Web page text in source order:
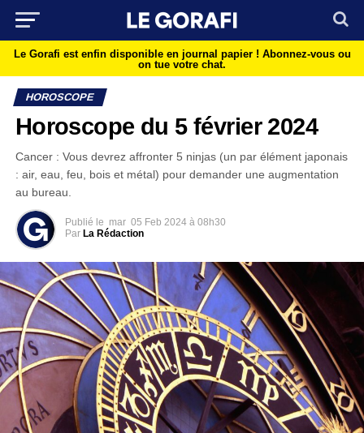
Le Gorafi est enfin disponible en journal papier ! Abonnez-vous ou
on tue votre chat.
HOROSCOPE
Horoscope du 5 février 2024
Cancer : Vous devrez affronter 5 ninjas (un par élément japonais
: air, eau, feu, bois et métal) pour demander une augmentation
au bureau.
Publié le mar 05 Feb 2024 à 08h30
Par La Rédaction